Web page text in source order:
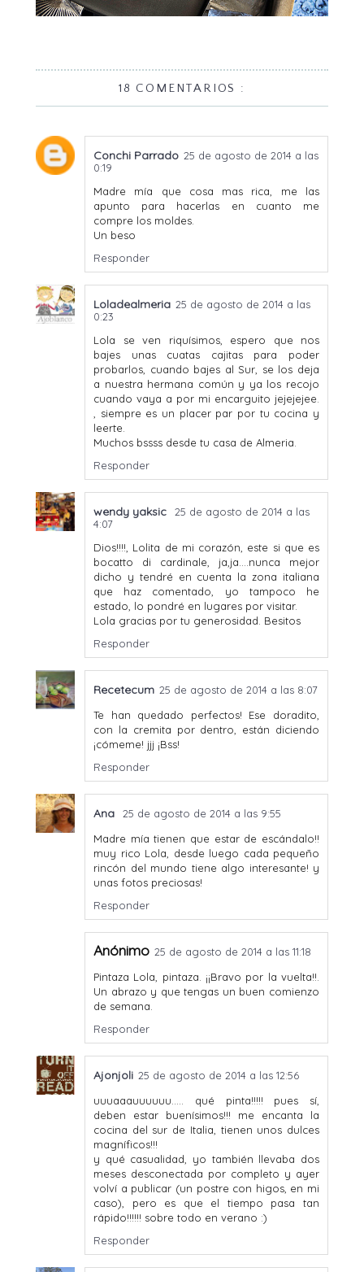
18 COMENTARIOS :
Conchi Parrado 25 de agosto de 2014 a las
0:19
Madre mía que cosa mas rica, me las
apunto para hacerlas en cuanto me
compre los moldes.
Un beso
Responder
Loladealmeria 25 de agosto de 2014 a las
0:23
Lola se ven riquísimos, espero que nos
bajes unas cuatas cajitas para poder
probarlos, cuando bajes al Sur, se los deja
a nuestra hermana común y ya los recojo
cuando vaya a por mi encarguito jejejejee.
, siempre es un placer par por tu cocina y
leerte.
Muchos bssss desde tu casa de Almeria.
Responder
wendy yaksic
25 de agosto de 2014 a las
4:07
Dios!!!!, Lolita de mi corazón, este si que es
bocatto di cardinale, ja,ja....nunca mejor
dicho y tendré en cuenta la zona italiana
que haz comentado, yo tampoco he
estado, lo pondré en lugares por visitar.
Lola gracias por tu generosidad. Besitos
Responder
Recetecum 25 de agosto de 2014 a las 8:07
Te han quedado perfectos! Ese doradito,
con la cremita por dentro, están diciendo
¡cómeme! jjj ¡Bss!
Responder
Ana
25 de agosto de 2014 a las 9:55
Madre mía tienen que estar de escándalo!!
muy rico Lola, desde luego cada pequeño
rincón del mundo tiene algo interesante! y
unas fotos preciosas!
Responder
Anónimo 25 de agosto de 2014 a las 11:18
Pintaza Lola, pintaza. ¡¡Bravo por la vuelta!!.
Un abrazo y que tengas un buen comienzo
de semana.
Responder
Ajonjoli 25 de agosto de 2014 a las 12:56
uuuaaauuuuuu..... qué pinta!!!!! pues sí,
deben estar buenísimos!!! me encanta la
cocina del sur de Italia, tienen unos dulces
magníficos!!!
y qué casualidad, yo también llevaba dos
meses desconectada por completo y ayer
volví a publicar (un postre con higos, en mi
caso), pero es que el tiempo pasa tan
rápido!!!!!! sobre todo en verano :)
Responder